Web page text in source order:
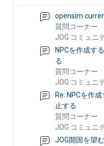
質問コーナー
JOG コミュニ
NPCを作成す
る
質問コーナー
JOG コミュニ
Re: NPCを作
止する
質問コーナー
JOG コミュニ
JOG開国を望む